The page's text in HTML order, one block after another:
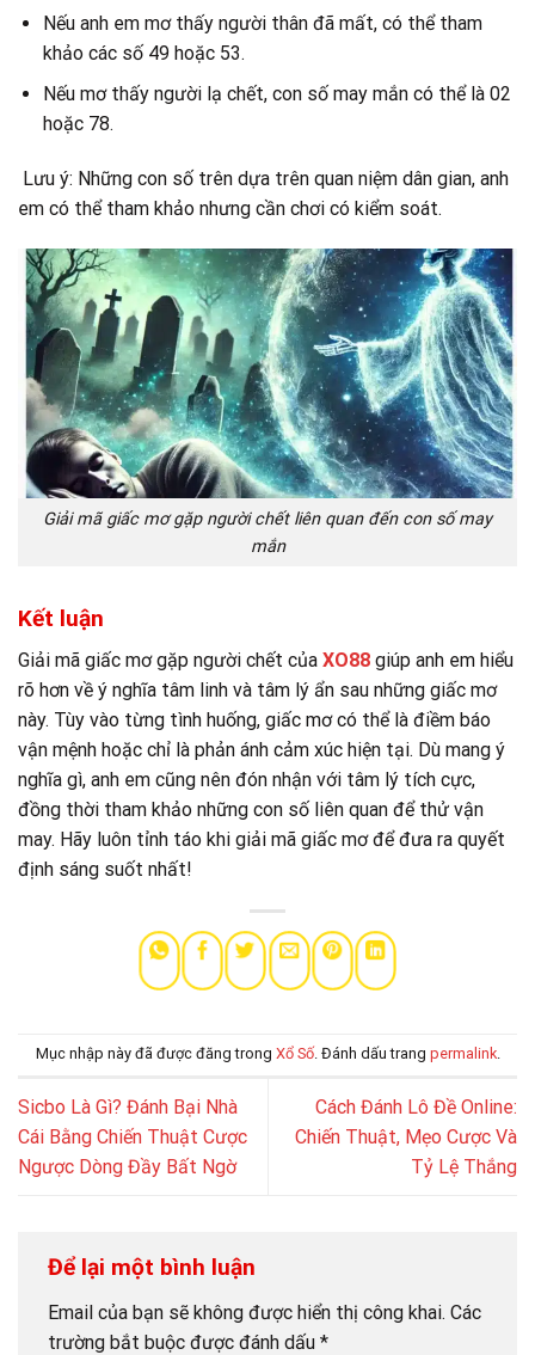
Nếu anh em mơ thấy người thân đã mất, có thể tham
khảo các số 49 hoặc 53.
Nếu mơ thấy người lạ chết, con số may mắn có thể là 02
hoặc 78.
Lưu ý: Những con số trên dựa trên quan niệm dân gian, anh
em có thể tham khảo nhưng cần chơi có kiểm soát.
Giải mã giấc mơ gặp người chết liên quan đến con số may
mắn
Kết luận
Giải mã giấc mơ gặp người chết của XO88 giúp anh em hiểu
rõ hơn về ý nghĩa tâm linh và tâm lý ẩn sau những giấc mơ
này. Tùy vào từng tình huống, giấc mơ có thể là điềm báo
vận mệnh hoặc chỉ là phản ánh cảm xúc hiện tại. Dù mang ý
nghĩa gì, anh em cũng nên đón nhận với tâm lý tích cực,
đồng thời tham khảo những con số liên quan để thử vận
may. Hãy luôn tỉnh táo khi giải mã giấc mơ để đưa ra quyết
định sáng suốt nhất!
Mục nhập này đã được đăng trong Xổ Số. Đánh dấu trang permalink.
Sicbo Là Gì? Đánh Bại Nhà
Cái Bằng Chiến Thuật Cược
Ngược Dòng Đầy Bất Ngờ
Cách Đánh Lô Đề Online:
Chiến Thuật, Mẹo Cược Và
Tỷ Lệ Thắng
Để lại một bình luận
Email của bạn sẽ không được hiển thị công khai. Các
trường bắt buộc được đánh dấu *